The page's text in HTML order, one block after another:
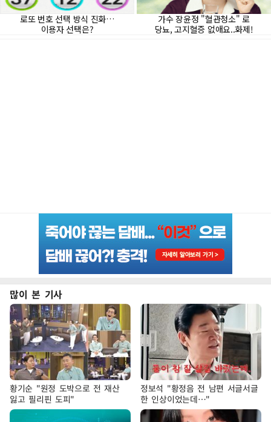
많이 본 기사
황기순 "원정 도박으로 전 재산
잃고 필리핀 도피"
정보석 "황정음 전 남편 서글서글
한 인상이었는데…"